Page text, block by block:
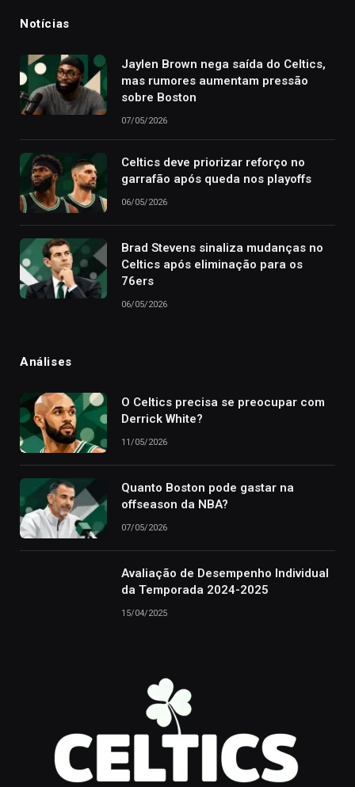
Notícias
Jaylen Brown nega saída do Celtics,
mas rumores aumentam pressão
sobre Boston
07/05/2026
Celtics deve priorizar reforço no
garrafão após queda nos playoffs
06/05/2026
Brad Stevens sinaliza mudanças no
Celtics após eliminação para os
76ers
06/05/2026
Análises
O Celtics precisa se preocupar com
Derrick White?
11/05/2026
Quanto Boston pode gastar na
offseason da NBA?
07/05/2026
Avaliação de Desempenho Individual
da Temporada 2024-2025
15/04/2025